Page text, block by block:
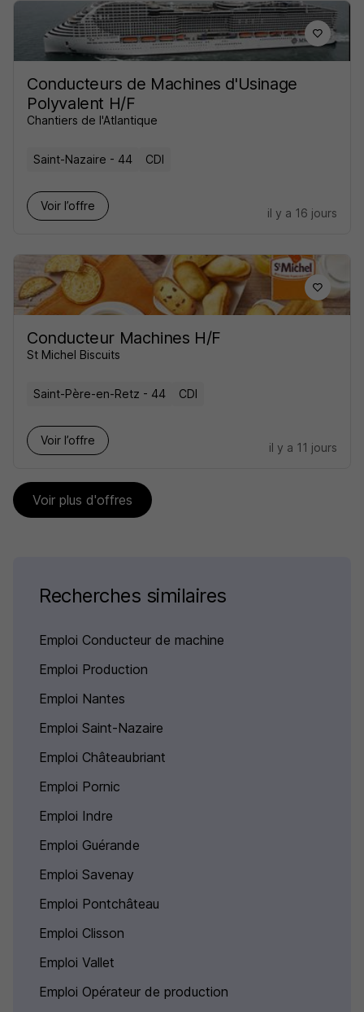
Conducteurs de Machines d'Usinage
Polyvalent H/F
Chantiers de l'Atlantique
Saint-Nazaire - 44 CDI
Voir l’offre
il y a 16 jours
Conducteur Machines H/F
St Michel Biscuits
Saint-Père-en-Retz - 44 CDI
Voir l’offre
il y a 11 jours
Voir plus d'offres
Recherches similaires
Emploi Conducteur de machine
Emploi Production
Emploi Nantes
Emploi Saint-Nazaire
Emploi Châteaubriant
Emploi Pornic
Emploi Indre
Emploi Guérande
Emploi Savenay
Emploi Pontchâteau
Emploi Clisson
Emploi Vallet
Emploi Opérateur de production